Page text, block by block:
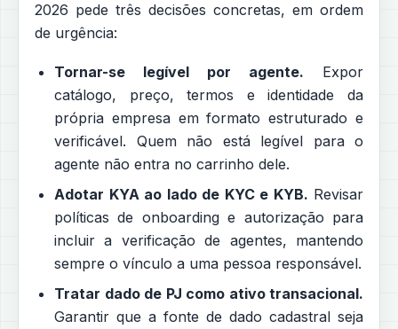
2026 pede três decisões concretas, em ordem
de urgência:
Tornar-se legível por agente. Expor
catálogo, preço, termos e identidade da
própria empresa em formato estruturado e
verificável. Quem não está legível para o
agente não entra no carrinho dele.
Adotar KYA ao lado de KYC e KYB. Revisar
políticas de onboarding e autorização para
incluir a verificação de agentes, mantendo
sempre o vínculo a uma pessoa responsável.
Tratar dado de PJ como ativo transacional.
Garantir que a fonte de dado cadastral seja